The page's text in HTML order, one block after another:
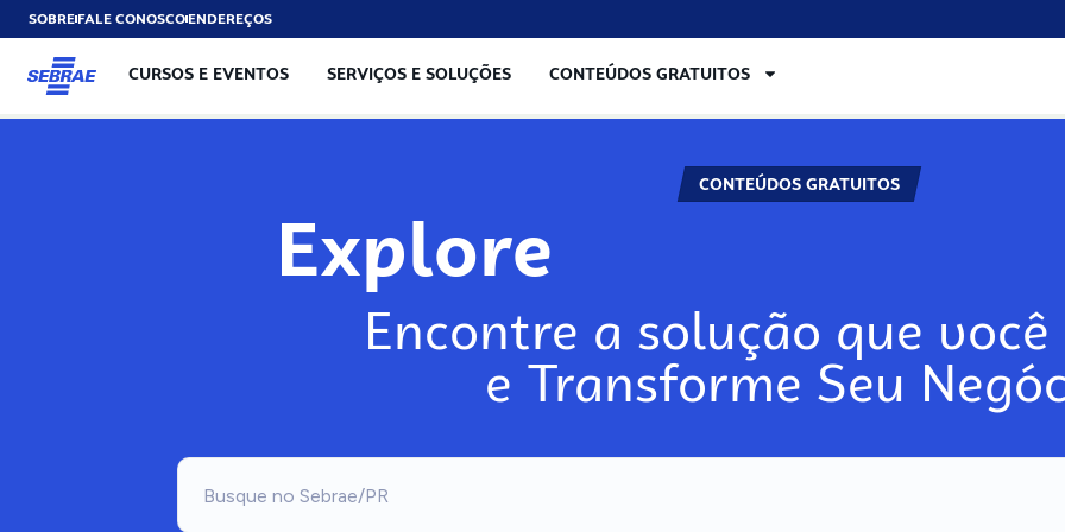
SOBREFALE CONOSCOENDEREÇOS
CURSOS E EVENTOS SERVIÇOS E SOLUÇÕES CONTEÚDOS GRATUITOS
CONTEÚDOS GRATUITOS
Explore
Encontre a solução que você
e Transforme Seu